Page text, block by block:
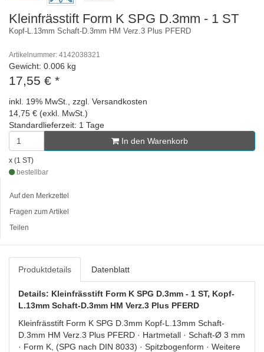
Kleinfrässtift Form K SPG D.3mm - 1 ST
Kopf-L.13mm Schaft-D.3mm HM Verz.3 Plus PFERD
Artikelnummer: 4142038321
Gewicht: 0.006 kg
17,55 € *
inkl. 19% MwSt., zzgl. Versandkosten
14,75 € (exkl. MwSt.)
Standardlieferzeit: 1 Tage
In den Warenkorb
x (1 ST)
bestellbar
Auf den Merkzettel
Fragen zum Artikel
Teilen
Produktdetails Datenblatt
Details: Kleinfrässtift Form K SPG D.3mm - 1 ST, Kopf-
L.13mm Schaft-D.3mm HM Verz.3 Plus PFERD
Kleinfrässtift Form K SPG D.3mm Kopf-L.13mm Schaft-
D.3mm HM Verz.3 Plus PFERD · Hartmetall · Schaft-Ø 3 mm
· Form K, (SPG nach DIN 8033) · Spitzbogenform · Weitere